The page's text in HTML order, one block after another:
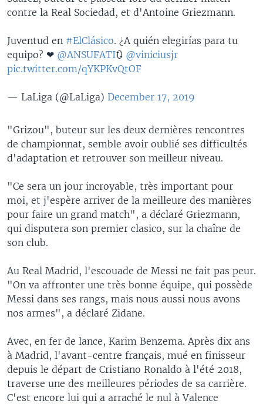
contre la Real Sociedad, et d'Antoine Griezmann.
Juventud en #ElClásico. ¿A quién elegirías para tu
equipo? ❤ @ANSUFATI🔃 @viniciusjr
pic.twitter.com/qYKPKvQtOF
— LaLiga (@LaLiga) December 17, 2019
"Grizou", buteur sur les deux dernières rencontres
de championnat, semble avoir oublié ses difficultés
d'adaptation et retrouver son meilleur niveau.
"Ce sera un jour incroyable, très important pour
moi, et j'espère arriver de la meilleure des manières
pour faire un grand match", a déclaré Griezmann,
qui disputera son premier clasico, sur la chaîne de
son club.
Au Real Madrid, l'escouade de Messi ne fait pas peur.
"On va affronter une très bonne équipe, qui possède
Messi dans ses rangs, mais nous aussi nous avons
nos armes", a déclaré Zidane.
Avec, en fer de lance, Karim Benzema. Après dix ans
à Madrid, l'avant-centre français, mué en finisseur
depuis le départ de Cristiano Ronaldo à l'été 2018,
traverse une des meilleures périodes de sa carrière.
C'est encore lui qui a arraché le nul à Valence